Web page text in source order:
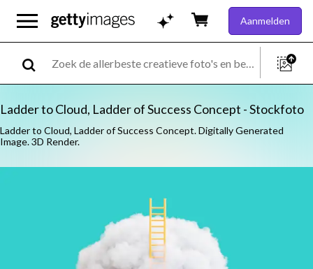
Aanmelden
Ladder to Cloud, Ladder of Success Concept - Stockfoto
Ladder to Cloud, Ladder of Success Concept. Digitally Generated
Image. 3D Render.